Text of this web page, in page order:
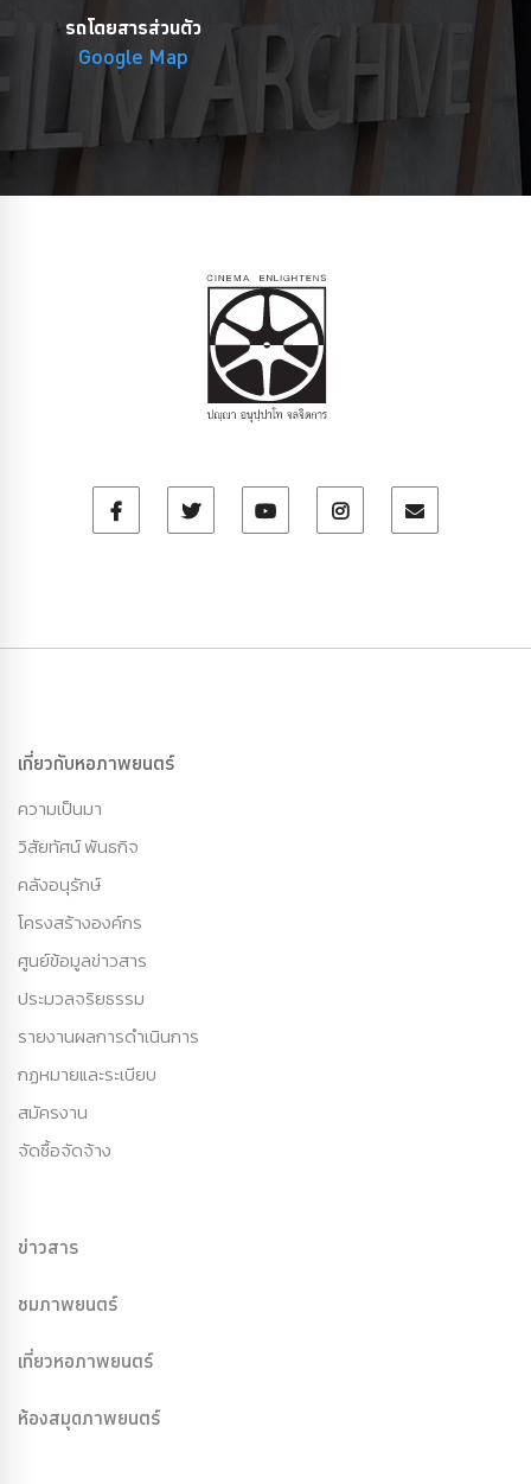
รถโดยสารส่วนตัว
Google Map
เกี่ยวกับหอภาพยนตร์
ความเป็นมา
วิสัยทัศน์ พันธกิจ
คลังอนุรักษ์
โครงสร้างองค์กร
ศูนย์ข้อมูลข่าวสาร
ประมวลจริยธรรม
รายงานผลการดำเนินการ
กฏหมายและระเบียบ
สมัครงาน
จัดซื้อจัดจ้าง
ข่าวสาร
ชมภาพยนตร์
เที่ยวหอภาพยนตร์
ห้องสมุดภาพยนตร์